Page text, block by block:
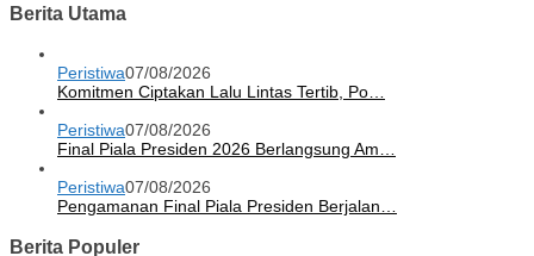
Berita Utama
Peristiwa07/08/2026
Komitmen Ciptakan Lalu Lintas Tertib, Po…
Peristiwa07/08/2026
Final Piala Presiden 2026 Berlangsung Am…
Peristiwa07/08/2026
Pengamanan Final Piala Presiden Berjalan…
Berita Populer